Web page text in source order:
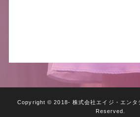
Copyright © 2018- 株式会社エイジ・エンタ
Reserved.